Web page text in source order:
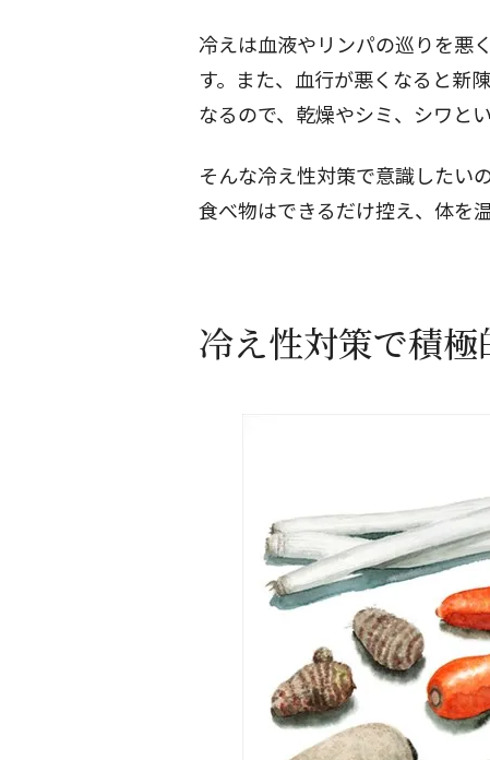
冷えは血液やリンパの巡りを悪
す。また、血行が悪くなると新
なるので、乾燥やシミ、シワと
そんな冷え性対策で意識したい
食べ物はできるだけ控え、体を
冷え性対策で積